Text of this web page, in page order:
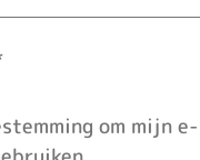
om mijn e-